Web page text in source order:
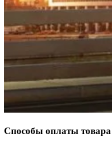
Способы оплаты товара